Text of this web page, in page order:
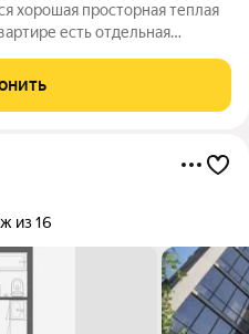
хорошая просторная теплая
есть отдельная
инфраструктура: школа,
из 16